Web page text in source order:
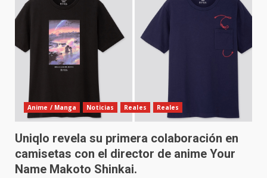
Anime / Manga Noticias Reales Reales
Uniqlo revela su primera colaboración en
camisetas con el director de anime Your
Name Makoto Shinkai.